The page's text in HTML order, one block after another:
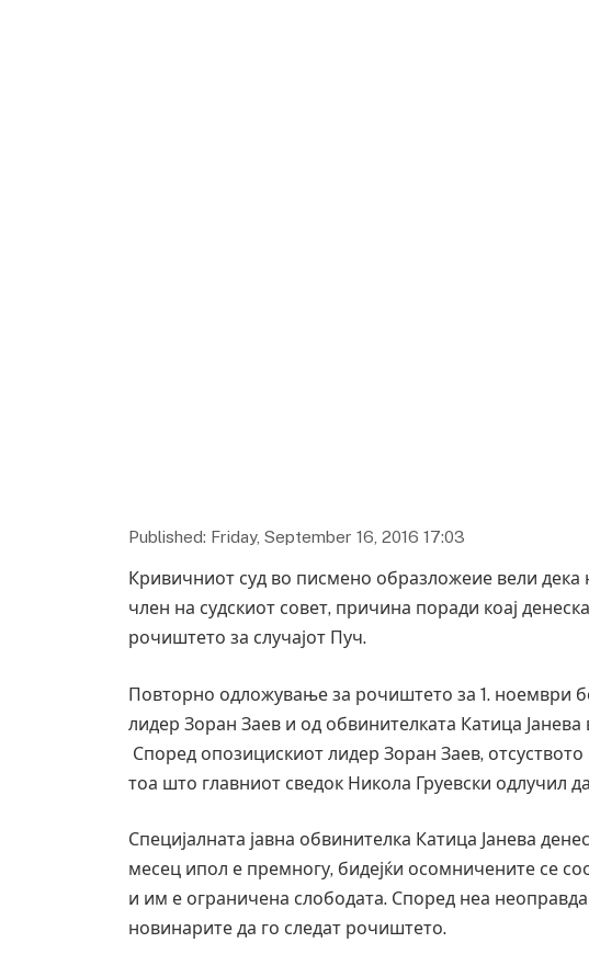
Published: Friday, September 16, 2016 17:03
Кривичниот суд во писмено образложеие вели
член на судскиот совет, причина поради коај
рочиштето за случајот Пуч.
Повторно одложување за рочиштето за 1. ноември
лидер Зоран Заев и од обвинителката Катица
Според опозицискиот лидер Зоран Заев,
тоа што главниот сведок Никола Груевски одлучил
Специјалната јавна обвинителка Катица Јанева
месец ипол е премногу, бидејќи осомничените се
и им е ограничена слободата. Според неа
новинарите да го следат рочиштето.